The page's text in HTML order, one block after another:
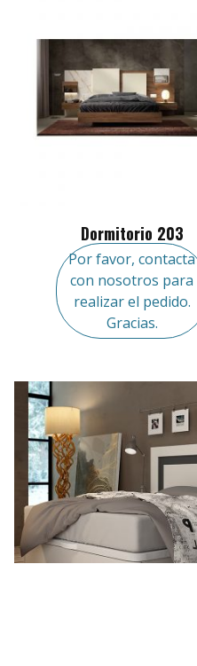
Dormitorio 203
Por favor, contacta
con nosotros para
realizar el pedido.
Gracias.